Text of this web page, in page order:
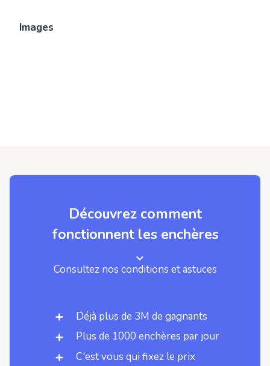
Images
Découvrez comment
fonctionnent les enchères
Consultez nos conditions et astuces
Déjà plus de 3M de gagnants
Plus de 1000 enchères par jour
C'est vous qui fixez le prix